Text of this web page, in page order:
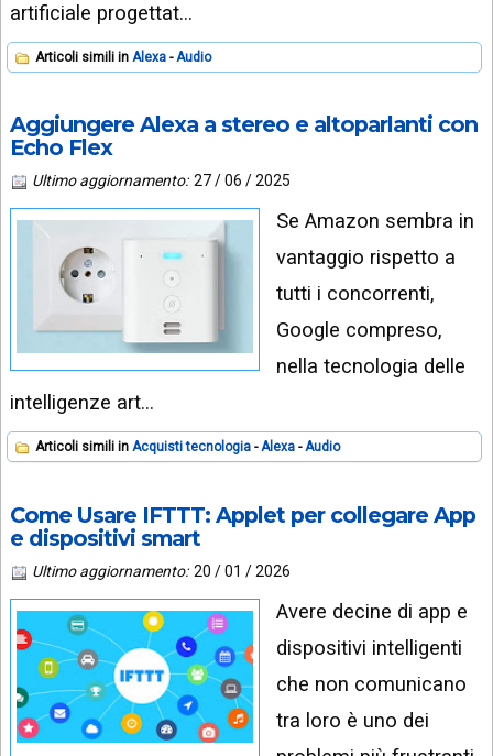
artificiale progettat…
Articoli simili in Alexa Audio
Aggiungere Alexa a stereo e altoparlanti con
Echo Flex
Ultimo aggiornamento: 27 / 06 / 2025
Se Amazon sembra in
vantaggio rispetto a
tutti i concorrenti,
Google compreso,
nella tecnologia delle
intelligenze art…
Articoli simili in Acquisti tecnologia Alexa Audio
Come Usare IFTTT: Applet per collegare App
e dispositivi smart
Ultimo aggiornamento: 20 / 01 / 2026
Avere decine di app e
dispositivi intelligenti
che non comunicano
tra loro è uno dei